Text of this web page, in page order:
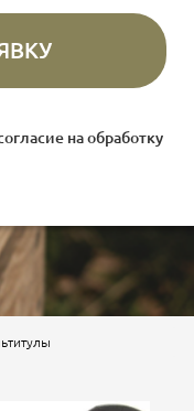
наобработку